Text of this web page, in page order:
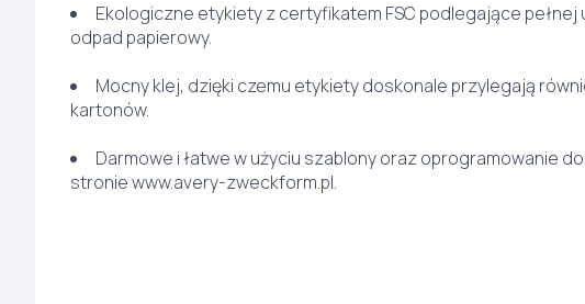
Ekologiczne etykiety z certyfikatem FSC podlegające pełnej
odpad papierowy.
Mocny klej, dzięki czemu etykiety doskonale przylegają
kartonów.
Darmowe i łatwe w użyciu szablony oraz oprogramowanie
stronie www.avery-zweckform.pl.